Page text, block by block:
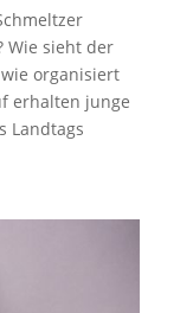
Wie sieht der
organisiert
erhalten junge
Landtags